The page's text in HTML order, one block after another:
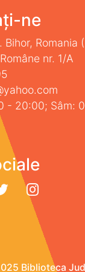
ne
Romania
nr. 1/A
- 20:00; Sâm:
Biblioteca